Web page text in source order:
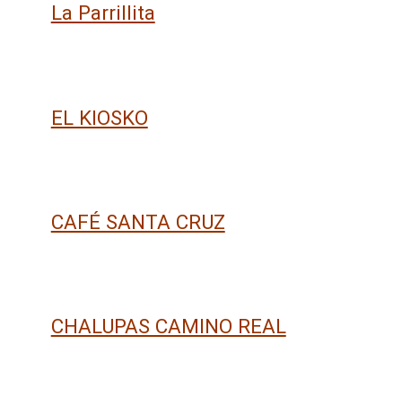
La Parrillita
EL KIOSKO
CAFÉ SANTA CRUZ
CHALUPAS CAMINO REAL